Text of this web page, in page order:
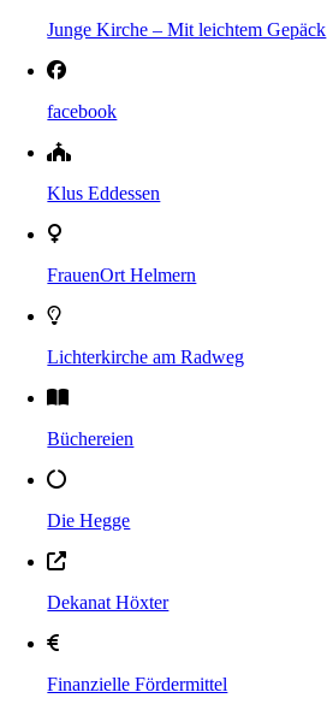
Junge Kirche – Mit leichtem Gepäck
facebook
Klus Eddessen
FrauenOrt Helmern
Lichterkirche am Radweg
Büchereien
Die Hegge
Dekanat Höxter
Finanzielle Fördermittel